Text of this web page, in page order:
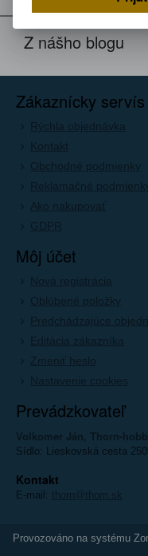
Z nášho blogu
Zákaznícky servís
Rýchla objednávka
Kontakt
Obchodné podmienky
Reklamačné
Ako nakupovať
GDPR
Môj účet
Nová registrácia
Oblúbené položky
Predchádzajúce
Editácia zákazníka
Zmeniť heslo
Nastavenie cookies
Prevádzkovateľ
Volkomer Ján, Thorn-
Sídlo: Lieskovská cesta
Kontakt
E-mail: thorn@thorn.sk
Provozováno na systému